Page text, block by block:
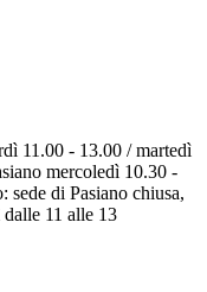
11.00 - 13.00 / martedì
mercoledì 10.30 -
sede di Pasiano chiusa,
11 alle 13